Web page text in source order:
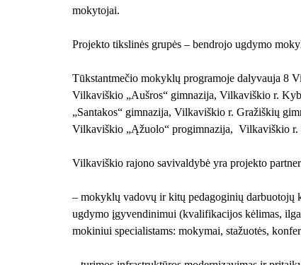
mokytojai.
Projekto tikslinės grupės – bendrojo ugdymo
Tūkstantmečio mokyklų programoje dalyvauja 8
Vilkaviškio „Aušros“ gimnazija, Vilkaviškio r.
„Santakos“ gimnazija, Vilkaviškio r. Gražiškių
Vilkaviškio „Ąžuolo“ progimnazija, Vilkaviškio r.
Vilkaviškio rajono savivaldybė yra projekto
– mokyklų vadovų ir kitų pedagoginių darbuotojų
ugdymo įgyvendinimui (kvalifikacijos kėlimas,
mokiniui specialistams: mokymai, stažuotės,